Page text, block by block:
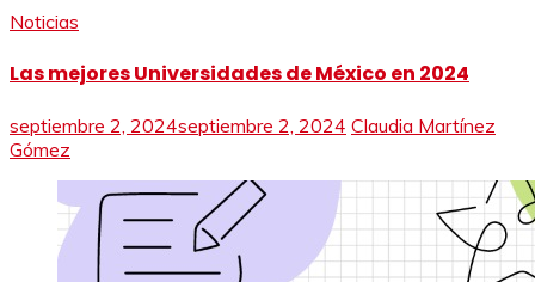
Noticias
Las mejores Universidades de México en 2024
septiembre 2, 2024septiembre 2, 2024 Claudia Martínez
Gómez